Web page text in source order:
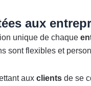
aux
unique de chaque
sont flexibles et
aux clients de se